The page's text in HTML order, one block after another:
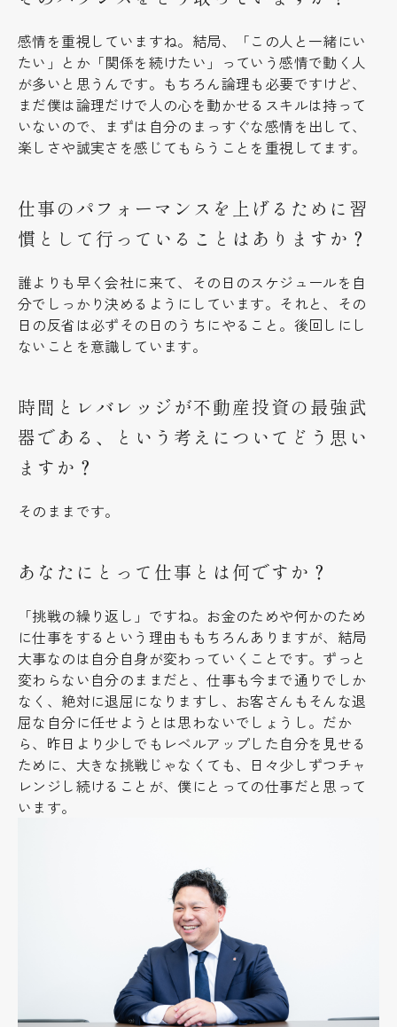
感情を重視していますね。結局、「この人と一緒にい
たい」とか「関係を続けたい」っていう感情で動く人
が多いと思うんです。もちろん論理も必要ですけど、
まだ僕は論理だけで人の心を動かせるスキルは持って
いないので、まずは自分のまっすぐな感情を出して、
楽しさや誠実さを感じてもらうことを重視してます。
仕事のパフォーマンスを上げるために習
慣として行っていることはありますか？
誰よりも早く会社に来て、その日のスケジュールを自
分でしっかり決めるようにしています。それと、その
日の反省は必ずその日のうちにやること。後回しにし
ないことを意識しています。
時間とレバレッジが不動産投資の最強武
器である、という考えについてどう思い
ますか？
そのままです。
あなたにとって仕事とは何ですか？
「挑戦の繰り返し」ですね。お金のためや何かのため
に仕事をするという理由ももちろんありますが、結局
大事なのは自分自身が変わっていくことです。ずっと
変わらない自分のままだと、仕事も今まで通りでしか
なく、絶対に退屈になりますし、お客さんもそんな退
屈な自分に任せようとは思わないでしょうし。だか
ら、昨日より少しでもレベルアップした自分を見せる
ために、大きな挑戦じゃなくても、日々少しずつチャ
レンジし続けることが、僕にとっての仕事だと思って
います。